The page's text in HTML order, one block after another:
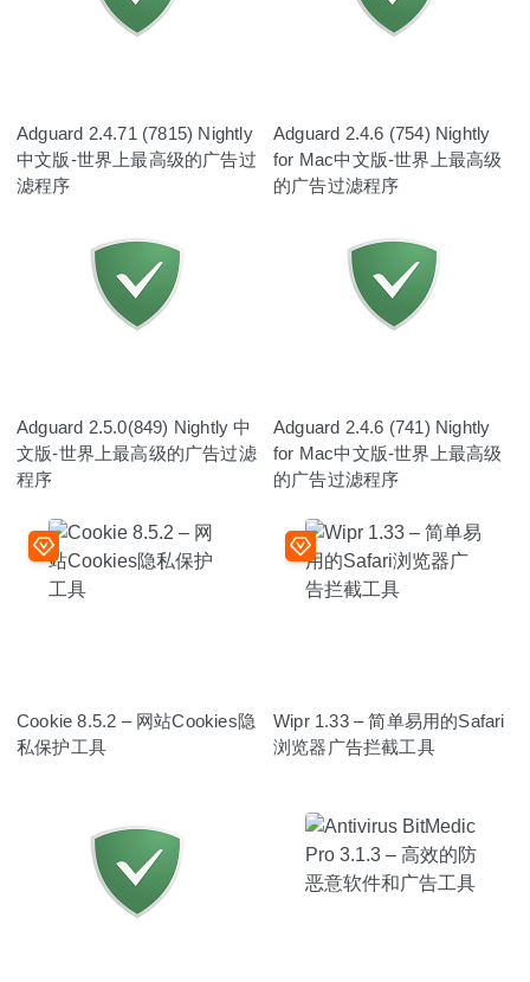
Adguard 2.4.71 (7815) Nightly
中文版-世界上最高级的广告过
滤程序
Adguard 2.4.6 (754) Nightly
for Mac中文版-世界上最高级
的广告过滤程序
Adguard 2.5.0(849) Nightly 中
文版-世界上最高级的广告过滤
程序
Adguard 2.4.6 (741) Nightly
for Mac中文版-世界上最高级
的广告过滤程序
Cookie 8.5.2 – 网站Cookies隐
私保护工具
Wipr 1.33 – 简单易用的Safari
浏览器广告拦截工具